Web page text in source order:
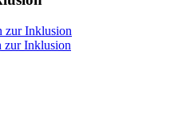
zur Inklusion
zur Inklusion